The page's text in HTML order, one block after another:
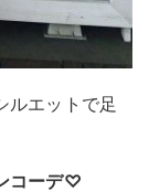
ルエットで足
コーデ♡